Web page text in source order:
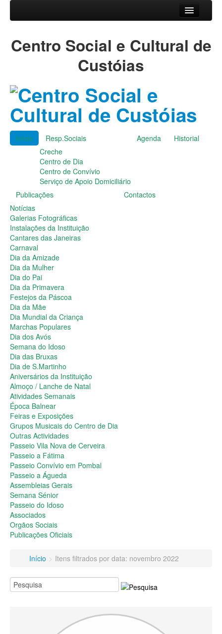
Resp.Sociais
Serviço de Apoio Domiciliário
Agenda
Historial
Publicações
Notícias
Galerias Fotográficas
Instalações da Instituição
Cantares das Janeiras
Dia da Amizade
Dia da Mulher
Dia do Pai
Dia da Primavera
Festejos da Páscoa
Dia da Mãe
Dia Mundial da Criança
Marchas Populares
Dia dos Avós
Semana do Idoso
Dia das Bruxas
Dia de S.Martinho
Aniversários da Instituição
Almoço / Lanche de Natal
Atividades Semanais
Época Balnear
Feiras e Exposições
Grupos Musicais do Centro de Dia
Outras Actividades
Passeio Vila Nova de Cerveira
Passeio a Fátima
Passeio Convívio em Pombal
Passeio a Águeda
Assembleias Gerais
Semana Sénior
Passeio do Idoso
Associados
Orgãos Sociais
Publicações Oficiais
Contactos
Centro Social e Cultural de
Custóias
Início
Resp.Sociais
Creche
Centro de Dia
Centro de Convívio
Serviço de Apoio Domiciliário
Agenda Historial
Publicações
Notícias
Galerias Fotográficas
Instalações da Instituição
Cantares das Janeiras
Carnaval
Dia da Amizade
Dia da Mulher
Dia do Pai
Dia da Primavera
Festejos da Páscoa
Dia da Mãe
Dia Mundial da Criança
Marchas Populares
Dia dos Avós
Semana do Idoso
Dia das Bruxas
Dia de S.Martinho
Aniversários da Instituição
Almoço / Lanche de Natal
Atividades Semanais
Época Balnear
Feiras e Exposições
Grupos Musicais do Centro de Dia
Outras Actividades
Passeio Vila Nova de Cerveira
Passeio a Fátima
Passeio Convívio em Pombal
Passeio a Águeda
Assembleias Gerais
Semana Sénior
Passeio do Idoso
Associados
Orgãos Sociais
Publicações Oficiais
Contactos
Início > Itens filtrados por data: novembro 2022